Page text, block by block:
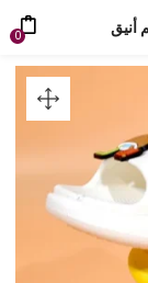
أنيق 0